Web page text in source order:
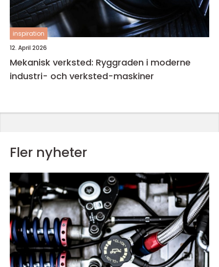
inspiration
12. April 2026
Mekanisk verksted: Ryggraden i moderne
industri- och verksted-maskiner
Fler nyheter